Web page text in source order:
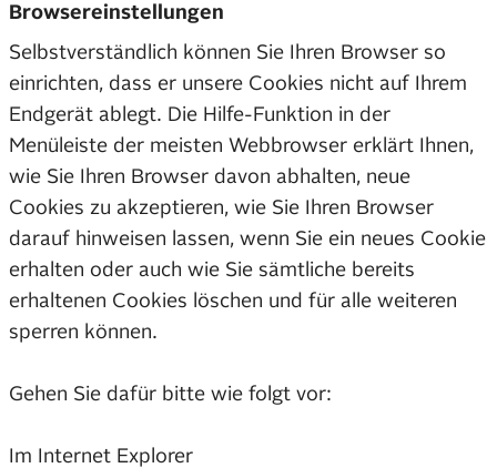
Browsereinstellungen
Selbstverständlich können Sie Ihren Browser so
einrichten, dass er unsere Cookies nicht auf Ihrem
Endgerät ablegt. Die Hilfe-Funktion in der
Menüleiste der meisten Webbrowser erklärt Ihnen,
wie Sie Ihren Browser davon abhalten, neue
Cookies zu akzeptieren, wie Sie Ihren Browser
darauf hinweisen lassen, wenn Sie ein neues Cookie
erhalten oder auch wie Sie sämtliche bereits
erhaltenen Cookies löschen und für alle weiteren
sperren können.
Gehen Sie dafür bitte wie folgt vor:
Im Internet Explorer